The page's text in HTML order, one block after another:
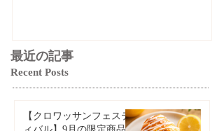
最近の記事
Recent Posts
【クロワッサンフェステ